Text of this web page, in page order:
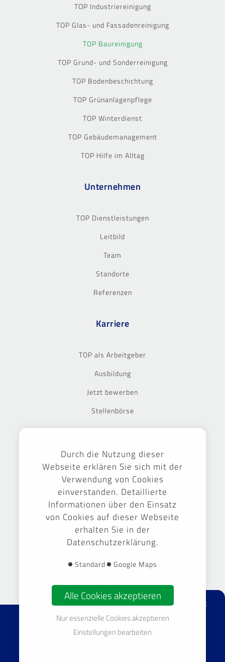
TOP Industriereinigung
TOP Glas- und Fassadenreinigung
TOP Baureinigung
TOP Grund- und Sonderreinigung
TOP Bodenbeschichtung
TOP Grünanlagenpflege
TOP Winterdienst
TOP Gebäudemanagement
TOP Hilfe im Alltag
Unternehmen
TOP Dienstleistungen
Leitbild
Team
Standorte
Referenzen
Karriere
TOP als Arbeitgeber
Ausbildung
Jetzt bewerben
Stellenbörse
Gestaltung & Umsetzung -September Markenführung GmbH
© 2026 TOP Gebäudereinigung Sachsen GmbH & Co. KG
facebook
Durch die Nutzung dieser
Webseite erklären Sie sich mit der
Verwendung von Cookies
einverstanden. Detaillierte
Informationen über den Einsatz
von Cookies auf dieser Webseite
erhalten Sie in der
Datenschutzerklärung.
Standard Google Maps
Alle Cookies akzeptieren
Nur essenzielle Cookies akzeptieren
Einstellungen bearbeiten